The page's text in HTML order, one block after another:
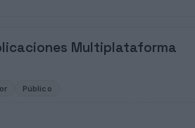
Multiplataforma
Público